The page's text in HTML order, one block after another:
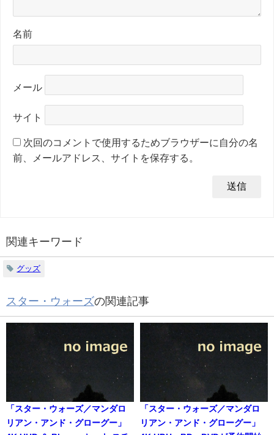
名前
メール
サイト
次回のコメントで使用するためブラウザーに自分の名
前、メールアドレス、サイトを保存する。
関連キーワード
グッズ
スター・ウォーズの関連記事
「スター・ウォーズ／マンダロ
リアン・アンド・グローグー」
「スター・ウォーズ／マンダロ
リアン・アンド・グローグー」